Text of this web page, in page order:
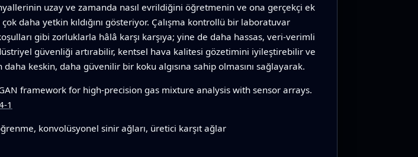
uzay ve zamanda nasıl evrildiğini öğretmenin ve ona gerçekçi ek
daha yetkin kıldığını gösteriyor. Çalışma kontrollü bir laboratuvar
gibi zorluklarla hâlâ karşı karşıya; yine de daha hassas, veri‑verimli
güvenliği artırabilir, kentsel hava kalitesi gözetimini iyileştirebilir ve
keskin, daha güvenilir bir koku algısına sahip olmasını sağlayarak.
framework for high-precision gas mixture analysis with sensor arrays.
1
konvolüsyonel sinir ağları, üretici karşıt ağlar